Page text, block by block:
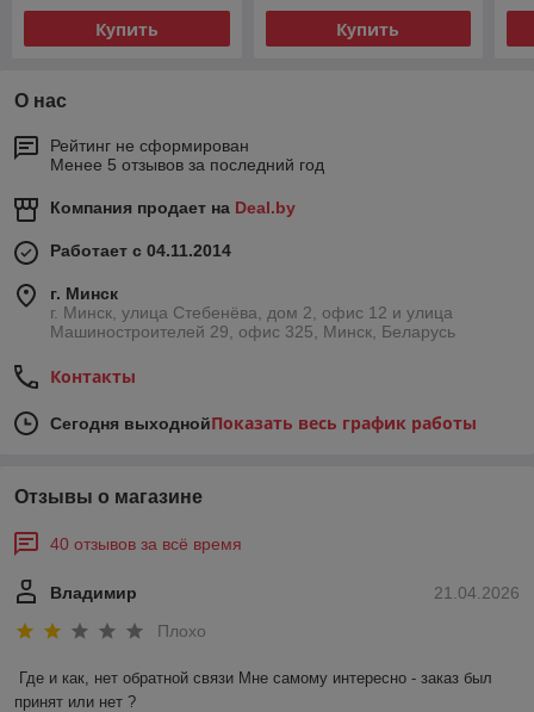
Купить Купить
О нас
Рейтинг не сформирован
Менее 5 отзывов за последний год
Компания продает на Deal.by
Работает с 04.11.2014
г. Минск
г. Минск, улица Стебенёва, дом 2, офис 12 и улица
Машиностроителей 29, офис 325, Минск, Беларусь
Контакты
Сегодня выходнойПоказать весь график работы
Отзывы о магазине
40 отзывов за всё время
21.04.2026
Владимир
Плохо
Где и как, нет обратной связи Мне самому интересно - заказ был
принят или нет ?